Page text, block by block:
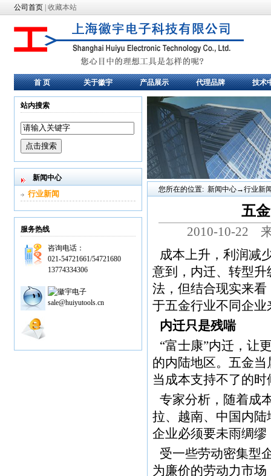
公司首页| 收藏本站
首 页 关于徽宇 产品展示 代理品牌 技术
站内搜索
新闻中心
行业新闻
服务热线
咨询电话：
021-54721661/54721680
13774334306
sale@huiyutools.cn
您所在的位置: 新闻中心→行业新
五
2010-10-22
成本上升，利润减
意到，内迁、转型
法，但结合现实来
于五金行业不同企
内迁只是残喘
“富士康”内迁，让
的内陆地区。五金
当成本支持不了的
专家分析，随着成
拉、越南、中国内
企业必须要未雨绸
受一些劳动密集型
为廉价的劳动力市